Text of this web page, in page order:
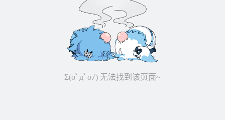
Σ(oﾟдﾟoﾉ) 无法找到该页面~